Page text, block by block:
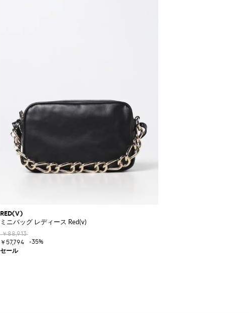
RED(V)
ミニバッグ レディース Red(v)
￥88,913
￥57,794
-35%